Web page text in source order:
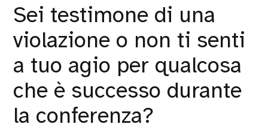
Sei testimone di una
violazione o non ti senti
a tuo agio per qualcosa
che è successo durante
la conferenza?